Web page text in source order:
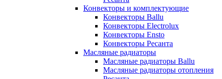
Конвекторы и комплектующие
Конвекторы Ballu
Конвекторы Electrolux
Конвекторы Ensto
Конвекторы Ресанта
Масляные радиаторы
Масляные радиаторы Ballu
Масляные радиаторы отопления